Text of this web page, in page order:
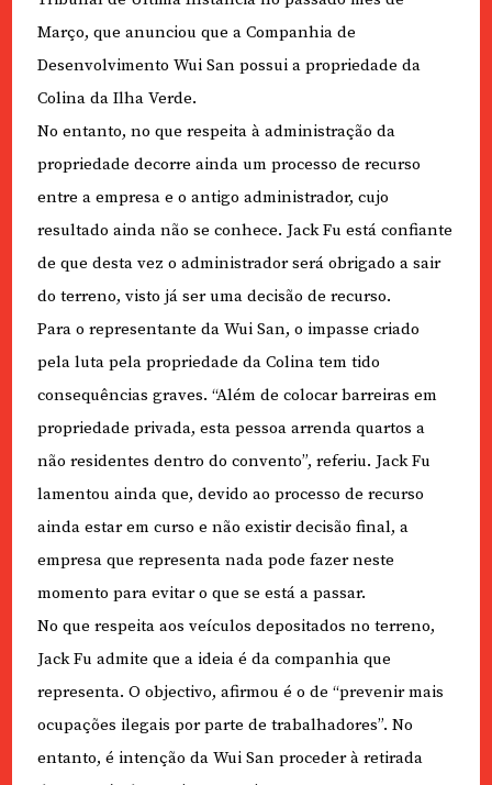
Março, que anunciou que a Companhia de
Desenvolvimento Wui San possui a propriedade da
Colina da Ilha Verde.
No entanto, no que respeita à administração da
propriedade decorre ainda um processo de recurso
entre a empresa e o antigo administrador, cujo
resultado ainda não se conhece. Jack Fu está confiante
de que desta vez o administrador será obrigado a sair
do terreno, visto já ser uma decisão de recurso.
Para o representante da Wui San, o impasse criado
pela luta pela propriedade da Colina tem tido
consequências graves. “Além de colocar barreiras em
propriedade privada, esta pessoa arrenda quartos a
não residentes dentro do convento”, referiu. Jack Fu
lamentou ainda que, devido ao processo de recurso
ainda estar em curso e não existir decisão final, a
empresa que representa nada pode fazer neste
momento para evitar o que se está a passar.
No que respeita aos veículos depositados no terreno,
Jack Fu admite que a ideia é da companhia que
representa. O objectivo, afirmou é o de “prevenir mais
ocupações ilegais por parte de trabalhadores”. No
entanto, é intenção da Wui San proceder à retirada